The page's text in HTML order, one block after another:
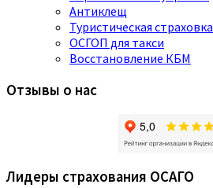
Антиклещ
Туристическая страховка
ОСГОП для такси
Восстановление КБМ
Отзывы о нас
Лидеры страхования ОСАГО